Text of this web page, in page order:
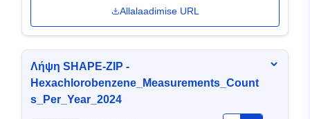
Allalaadimise URL
Λήψη SHAPE-ZIP -
Hexachlorobenzene_Measurements_Count
s_Per_Year_2024